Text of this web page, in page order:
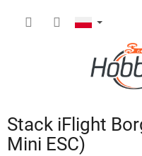
Stack iFlight
Mini ESC)